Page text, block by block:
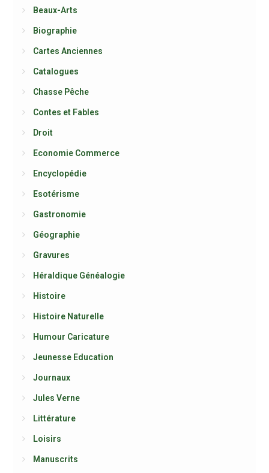
Beaux-Arts
Biographie
Cartes Anciennes
Catalogues
Chasse Pêche
Contes et Fables
Droit
Economie Commerce
Encyclopédie
Esotérisme
Gastronomie
Géographie
Gravures
Héraldique Généalogie
Histoire
Histoire Naturelle
Humour Caricature
Jeunesse Education
Journaux
Jules Verne
Littérature
Loisirs
Manuscrits